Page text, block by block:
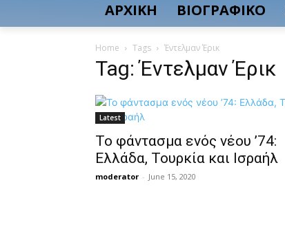
ΑΡΧΙΚΗ ΒΙΟΓΡΑΦΙΚΟ
Home Tags Έντελμαν Έρικ
Tag: Έντελμαν Έρικ
Latest
Το φάντασμα ενός νέου ’74:
Eλλάδα, Τουρκία και Ισραήλ
moderator - June 15, 2020